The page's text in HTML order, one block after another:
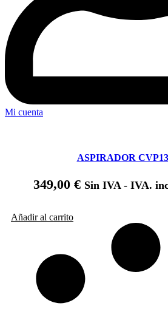
Mi cuenta
ASPIRADOR
349,00 € Sin IVA - IVA.
Añadir al carrito